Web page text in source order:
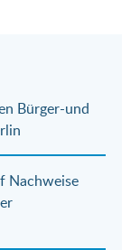
Bürger-und
Nachweise